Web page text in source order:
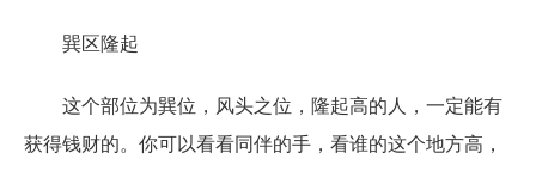
巽区隆起
这个部位为巽位，风头之位，隆起高的人，一定能有
获得钱财的。你可以看看同伴的手，看谁的这个地方高，